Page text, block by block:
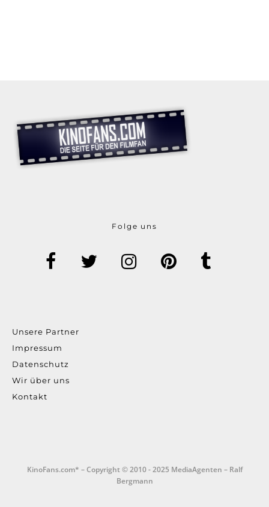
Folge uns
Unsere Partner
Impressum
Datenschutz
Wir über uns
Kontakt
KinoFans.com* – Copyright © 2010 - 2025 MediaAgenten – Ralf
Bergmann